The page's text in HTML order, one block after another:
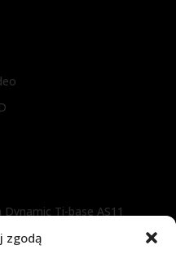
zgodą
Ti-base AS11